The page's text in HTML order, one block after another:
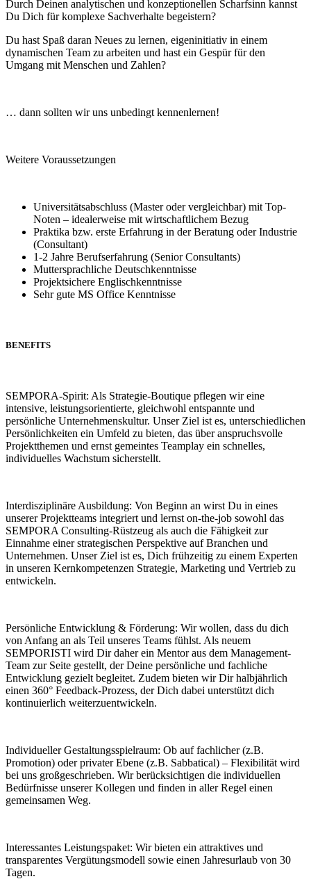
Durch Deinen analytischen und konzeptionellen Scharfsinn kannst
Du Dich für komplexe Sachverhalte begeistern?
Du hast Spaß daran Neues zu lernen, eigeninitiativ in einem
dynamischen Team zu arbeiten und hast ein Gespür für den
Umgang mit Menschen und Zahlen?
… dann sollten wir uns unbedingt kennenlernen!
Weitere Voraussetzungen
Universitätsabschluss (Master oder vergleichbar) mit Top-
Noten – idealerweise mit wirtschaftlichem Bezug
Praktika bzw. erste Erfahrung in der Beratung oder Industrie
(Consultant)
1-2 Jahre Berufserfahrung (Senior Consultants)
Muttersprachliche Deutschkenntnisse
Projektsichere Englischkenntnisse
Sehr gute MS Office Kenntnisse
BENEFITS
SEMPORA-Spirit: Als Strategie-Boutique pflegen wir eine
intensive, leistungsorientierte, gleichwohl entspannte und
persönliche Unternehmenskultur. Unser Ziel ist es, unterschiedlichen
Persönlichkeiten ein Umfeld zu bieten, das über anspruchsvolle
Projektthemen und ernst gemeintes Teamplay ein schnelles,
individuelles Wachstum sicherstellt.
Interdisziplinäre Ausbildung: Von Beginn an wirst Du in eines
unserer Projektteams integriert und lernst on-the-job sowohl das
SEMPORA Consulting-Rüstzeug als auch die Fähigkeit zur
Einnahme einer strategischen Perspektive auf Branchen und
Unternehmen. Unser Ziel ist es, Dich frühzeitig zu einem Experten
in unseren Kernkompetenzen Strategie, Marketing und Vertrieb zu
entwickeln.
Persönliche Entwicklung & Förderung: Wir wollen, dass du dich
von Anfang an als Teil unseres Teams fühlst. Als neuem
SEMPORISTI wird Dir daher ein Mentor aus dem Management-
Team zur Seite gestellt, der Deine persönliche und fachliche
Entwicklung gezielt begleitet. Zudem bieten wir Dir halbjährlich
einen 360° Feedback-Prozess, der Dich dabei unterstützt dich
kontinuierlich weiterzuentwickeln.
Individueller Gestaltungsspielraum: Ob auf fachlicher (z.B.
Promotion) oder privater Ebene (z.B. Sabbatical) – Flexibilität wird
bei uns großgeschrieben. Wir berücksichtigen die individuellen
Bedürfnisse unserer Kollegen und finden in aller Regel einen
gemeinsamen Weg.
Interessantes Leistungspaket: Wir bieten ein attraktives und
transparentes Vergütungsmodell sowie einen Jahresurlaub von 30
Tagen.